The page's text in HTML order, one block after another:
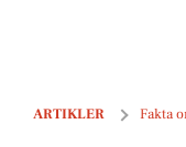
ARTIKLER Fakta
Indbrudsraten i